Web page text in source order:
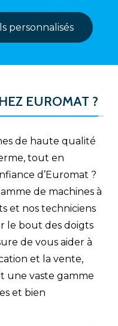
personnalisés
EUROMAT ?
de haute qualité
tout en
d’Euromat ?
de machines à
et nos techniciens
le bout des doigts
de vous aider à
et la vente,
une vaste gamme
et bien